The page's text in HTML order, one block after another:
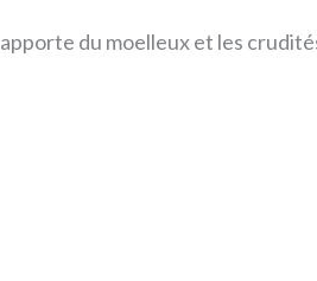
apporte du moelleux et les